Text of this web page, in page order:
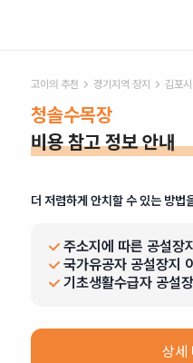
고이의 추천 경기 지역 장지 김포시
청솔수목장
비용 참고 정보 안내
더 저렴하게 안치할 수 있는 방법
주소지에 따른 공설장
국가유공자 공설장지
기초생활수급자 공설
상세